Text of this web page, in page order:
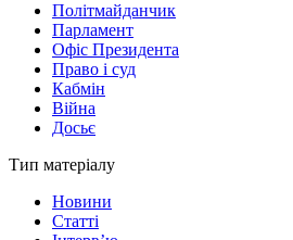
Політмайданчик
Парламент
Офіс Президента
Право і суд
Кабмін
Війна
Досьє
Тип матеріалу
Новини
Статті